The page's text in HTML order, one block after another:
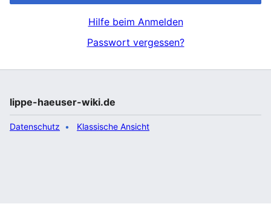
Hilfe beim Anmelden
Passwort vergessen?
lippe-haeuser-wiki.de
Datenschutz Klassische Ansicht